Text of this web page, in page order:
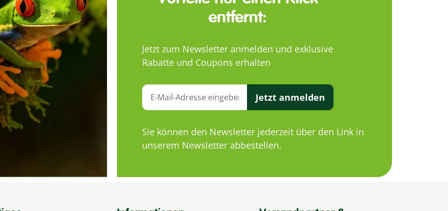
entfernt:
Jetzt zum Newsletter anmelden und exklusive
Rabatte und Coupons erhalten
Jetzt anmelden
Sie können den Newsletter jederzeit über den Link in
unserem Newsletter abbestellen.